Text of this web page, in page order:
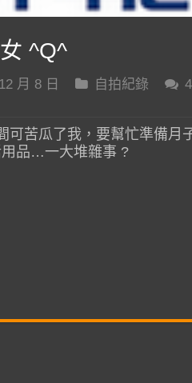
^Q^
月 8 日 自拍紀錄
可苦瓜了我，要幫忙準備月
品…一大堆雜事 ?